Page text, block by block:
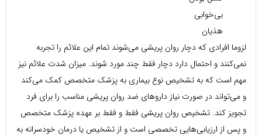
بی‌خوابی
هذیان
لزوما افرادی که دچار روان پریشی می‌شوند تمام این علائم را تجربه
نمی‌کنند و احتمال دارد دچار فقط چند مورد شوند. میزان شدت علائم نیز
مهم است که به تشخیص نوع بیماری به پزشک متخصص کمک می‌کند
و می‌تواند در صورت نیاز داروهای ضد روان پریشی مناسب را برای فرد
تجویز کند. تشخیص روان پریشی فقط و فقط بر عهده پزشک متخصص
و پس از ارزیابی‌هایی تخصصی است و از تشخیص یا درمان خودسرانه به